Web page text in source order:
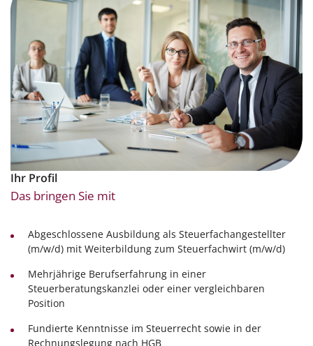
Ihr Profil
Das bringen Sie mit
Abgeschlossene Ausbildung als Steuerfachangestellter
(m/w/d) mit Weiterbildung zum Steuerfachwirt (m/w/d)
Mehrjährige Berufserfahrung in einer
Steuerberatungskanzlei oder einer vergleichbaren
Position
Fundierte Kenntnisse im Steuerrecht sowie in der
Rechnungslegung nach HGB